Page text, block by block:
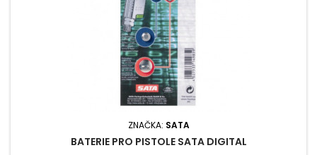
ZNAČKA: SATA
BATERIE PRO PISTOLE SATA DIGITAL